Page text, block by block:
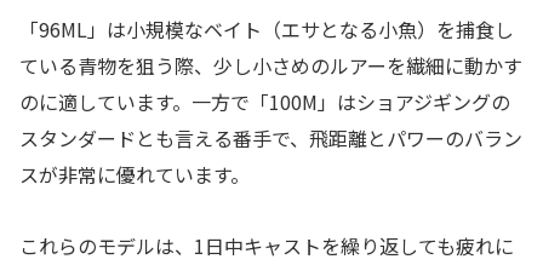
「96ML」は小規模なベイト（エサとなる小魚）を捕食し
ている青物を狙う際、少し小さめのルアーを繊細に動かす
のに適しています。一方で「100M」はショアジギングの
スタンダードとも言える番手で、飛距離とパワーのバラン
スが非常に優れています。
これらのモデルは、1日中キャストを繰り返しても疲れに